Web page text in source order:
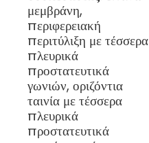
μεμβράνη,
περιφερειακή
περιτύλιξη με τέσσερα
πλευρικά
προστατευτικά
γωνιών, οριζόντια
ταινία με τέσσερα
πλευρικά
προστατευτικά